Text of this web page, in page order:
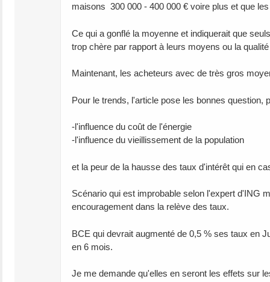
maisons 300 000 - 400 000 € voire plus et que
Ce qui a gonflé la moyenne et indiquerait que
trop chère par rapport à leurs moyens ou la
Maintenant, les acheteurs avec de très gros
Pour le trends, l'article pose les bonnes question,
-l'influence du coût de l'énergie
-l'influence du vieillissement de la population
et la peur de la hausse des taux d'intérêt qui en
Scénario qui est improbable selon l'expert d'ING
encouragement dans la relève des taux.
BCE qui devrait augmenté de 0,5 % ses taux en
en 6 mois.
Je me demande qu'elles en seront les effets sur